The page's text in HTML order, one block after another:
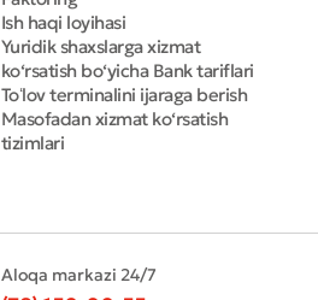
Ish haqi loyihasi
Yuridik shaxslarga xizmat
ko‘rsatish bo‘yicha Bank tariflari
Toʻlov terminalini ijaraga berish
Masofadan xizmat ko‘rsatish
tizimlari
Aloqa markazi 24/7